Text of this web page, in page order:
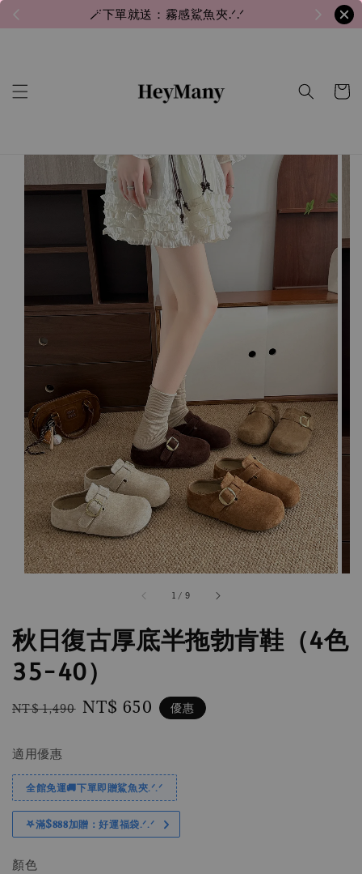
🪄下單就送：霧感鯊魚夾.ᐟ.ᐟ
1 / 9
秋日復古厚底半拖勃肯鞋（4色
35-40）
Regular
NT$ 1,490 Sale
NT$ 650 優惠
適用優惠
全館免運🚚下單即贈鯊魚夾.ᐟ.ᐟ
𖤐滿$𝟖𝟖𝟖加贈：好運福袋.ᐟ‪.ᐟ
顏色